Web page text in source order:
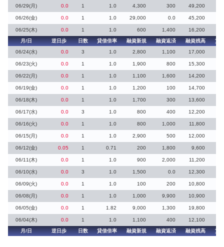
06/29(月) 0.0 1 1.0 4,300 300 49,200
06/26(金) 0.0 1 1.0 29,000 0.0 45,200
06/25(木) 0.0 1 1.0 600 1,400
16,200
月/日
逆日歩 日数 貸借倍率 融資新規 融資返済 融資残高
貸
06/24(水)
0.0 3 1.0 2,800 1,100 17,000
06/23(火) 0.0 1 1.0 1,900 800 15,300
06/22(月) 0.0 1 1.0 1,100 1,600 14,200
06/19(金) 0.0 1 1.0 1,200 100 14,700
06/18(木) 0.0 1 1.0 1,700 300 13,600
06/17(水) 0.0 3 1.0 800 400 12,200
06/16(火) 0.0 1 1.0 800 1,000 11,800
06/15(月) 0.0 1 1.0 2,900 500 12,000
06/12(金) 0.05 1 0.71 200 1,800 9,600
06/11(木) 0.0 1 1.0 900 2,000 11,200
06/10(水) 0.0 3 1.0 1,500 0.0 12,300
06/09(火) 0.0 1 1.0 100 200 10,800
06/08(月) 0.0 1 1.0 1,000 9,900 10,900
06/05(金) 0.0 1 1.82 9,000 1,300 19,800
06/04(木) 0.0 1 1.0 1,100 400
12,100
月/日
逆日歩 日数 貸借倍率 融資新規 融資返済 融資残高 貸